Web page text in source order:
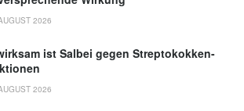
2026
ist Salbei gegen Streptokokken-
2026